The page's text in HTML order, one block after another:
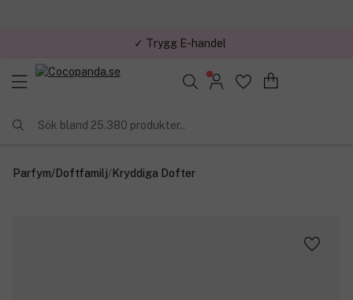
✓ Trygg E-handel
Sök bland 25.380 produkter..
Parfym/Doftfamilj/Kryddiga Dofter